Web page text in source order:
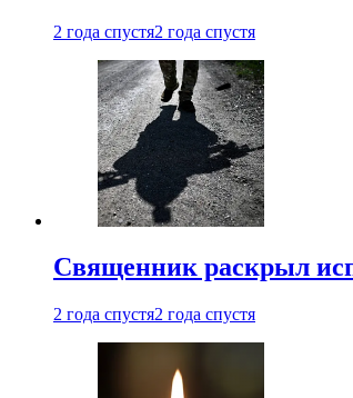
2 года спустя2 года спустя
Священник раскрыл
2 года спустя2 года спустя